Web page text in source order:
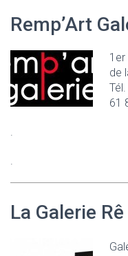
Remp’Art
1er
de
61
.
.
La Galerie Rê